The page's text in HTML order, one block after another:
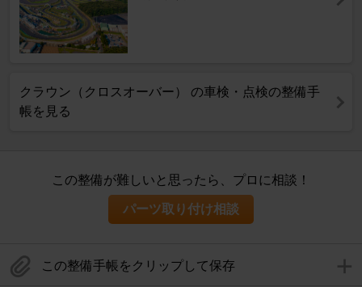
クラウン（クロスオーバー） の車検・点検の整備手
帳を見る
この整備が難しいと思ったら、プロに相談！
パーツ取り付け相談
この整備手帳をクリップして保存